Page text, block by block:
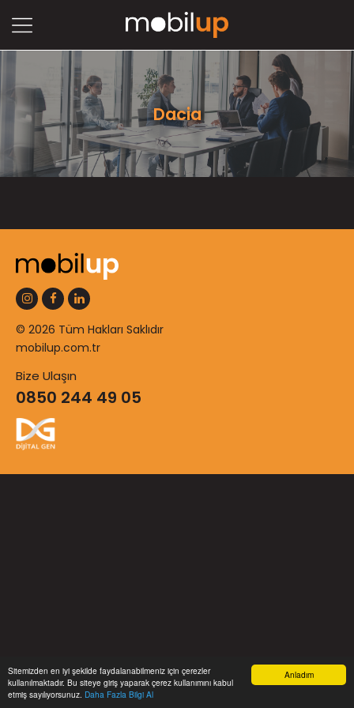
Anladım
Sitemizden en iyi şekilde faydalanabilmeniz için çerezler
kullanılmaktadır. Bu siteye giriş yaparak çerez kullanımını kabul
etmiş sayılıyorsunuz. Daha Fazla Bilgi Al
Dacia
© 2026 Tüm Hakları Saklıdır
mobilup.com.tr
Bize Ulaşın
0850 244 49 05